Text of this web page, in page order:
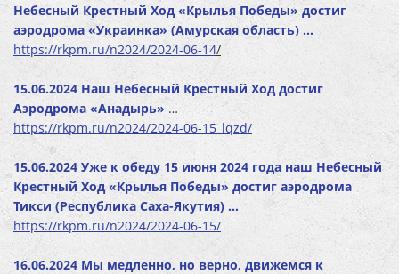
Небесный Крестный Ход «Крылья Победы» достиг
аэродрома «Украинка» (Амурская область) …
https://rkpm.ru/n2024/2024-06-14/
15.06.2024 Наш Небесный Крестный Ход достиг
Аэродрома «Анадырь» …
https://rkpm.ru/n2024/2024-06-15_lqzd/
15.06.2024 Уже к обеду 15 июня 2024 года наш Небесный
Крестный Ход «Крылья Победы» достиг аэродрома
Тикси (Республика Саха-Якутия) …
https://rkpm.ru/n2024/2024-06-15/
16.06.2024 Мы медленно, но верно, движемся к